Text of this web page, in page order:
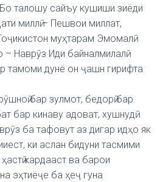
талошу сайъу кушиши зиёди
миллӣ – Пешвои миллат,
муҳтарам Эмомалӣ
Наврӯз Иди байналмилалӣ
тамоми дунё он ҷашн гирифта
бар зулмот, бедорӣ бар
бар кинаву адоват, хушнудӣ
ба тафовут аз дигар идҳо як
ки аслан бидуни тасмими
кардааст ва барои
эҳтиёҷе ба ҳеҷ гуна